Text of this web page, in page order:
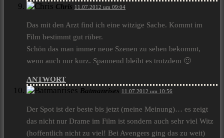
Chris 11.07.2012 um 09:04
Das mit den Arzt find ich eine witzige Sache. Kommt im
Film bestimmt gut rüber.
Schön das man immer neue Szenen zu sehen bekommt,
wenn auch nur kurz. Spannend bleibt es trotzdem 🙂
ANTWORT
Batmanrises 11.07.2012 um 10:56
Der Spot ist der beste bis jetzt (meine Meinung)… es zeigt
das nicht nur Drame im Film ist sondern auch sehr viel Witz
(hoffentlich nicht zu viel! Bei Avengers ging das zu weit)